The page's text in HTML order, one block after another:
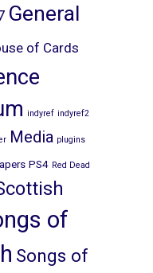
General
of Cards
indyref indyref2
Media plugins
PS4 Red Dead
of
Songs of